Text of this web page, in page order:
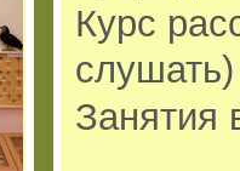
Курс
Занятия